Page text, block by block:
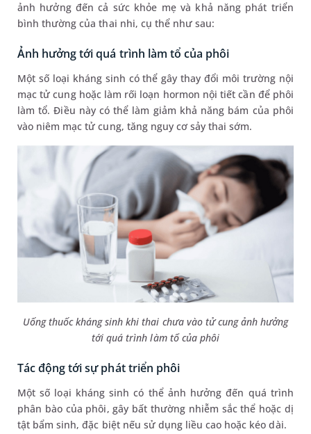
ảnh hưởng đến cả sức khỏe mẹ và khả năng phát triển
bình thường của thai nhi, cụ thể như sau:
Ảnh hưởng tới quá trình làm tổ của phôi
Một số loại kháng sinh có thể gây thay đổi môi trường nội
mạc tử cung hoặc làm rối loạn hormon nội tiết cần để phôi
làm tổ. Điều này có thể làm giảm khả năng bám của phôi
vào niêm mạc tử cung, tăng nguy cơ sảy thai sớm.
Uống thuốc kháng sinh khi thai chưa vào tử cung ảnh hưởng
tới quá trình làm tổ của phôi
Tác động tới sự phát triển phôi
Một số loại kháng sinh có thể ảnh hưởng đến quá trình
phân bào của phôi, gây bất thường nhiễm sắc thể hoặc dị
tật bẩm sinh, đặc biệt nếu sử dụng liều cao hoặc kéo dài.